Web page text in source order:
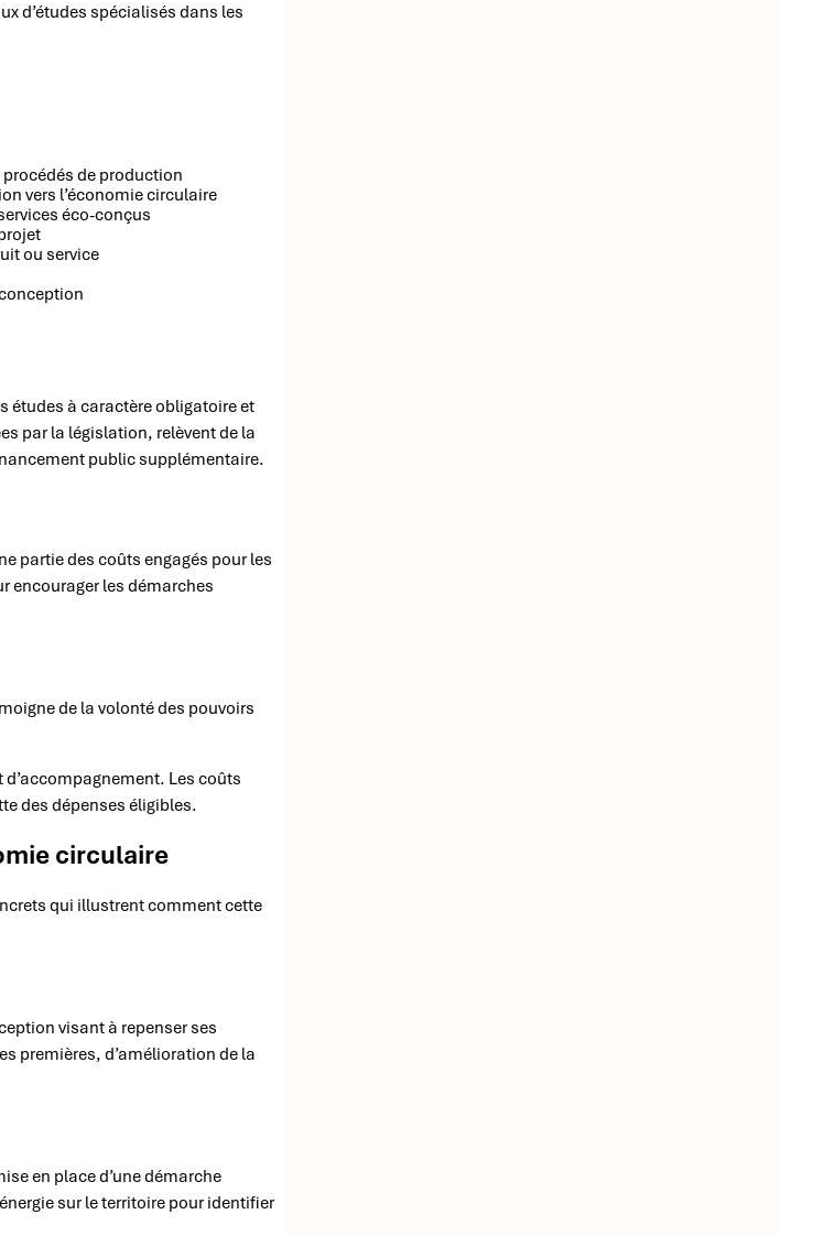
d’études spécialisés dans les
de production
vers l’économie circulaire
éco-conçus
ou service
études à caractère obligatoire et
par la législation, relèvent de la
public supplémentaire.
partie des coûts engagés pour les
encourager les démarches
de la volonté des pouvoirs
Les coûts
des dépenses éligibles.
circulaire
qui illustrent comment cette
visant à repenser ses
premières, d’amélioration de la
en place d’une démarche
sur le territoire pour identifier